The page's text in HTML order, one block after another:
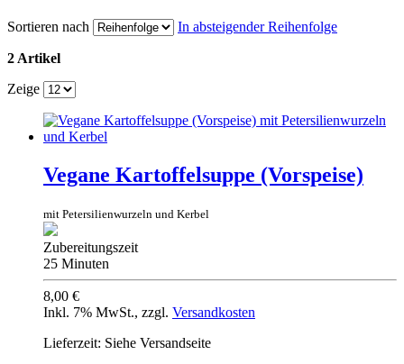
Sortieren nach In absteigender Reihenfolge
2 Artikel
Zeige
Vegane Kartoffelsuppe (Vorspeise)
mit Petersilienwurzeln und Kerbel
Zubereitungszeit
25 Minuten
8,00 €
Inkl. 7% MwSt., zzgl. Versandkosten
Lieferzeit: Siehe Versandseite